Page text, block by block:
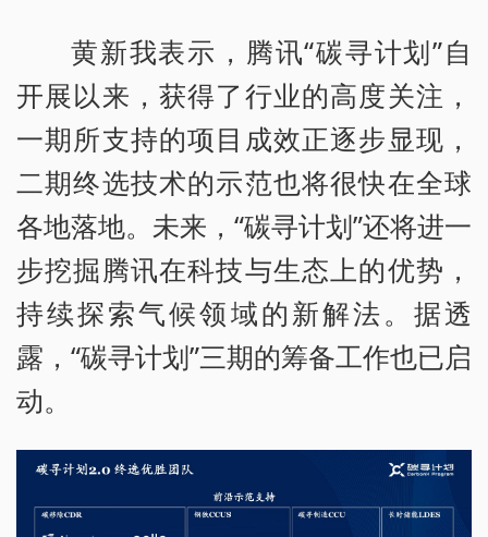
黄新我表示，腾讯“碳寻计划”自
开展以来，获得了行业的高度关注，
一期所支持的项目成效正逐步显现，
二期终选技术的示范也将很快在全球
各地落地。未来，“碳寻计划”还将进一
步挖掘腾讯在科技与生态上的优势，
持续探索气候领域的新解法。据透
露，“碳寻计划”三期的筹备工作也已启
动。